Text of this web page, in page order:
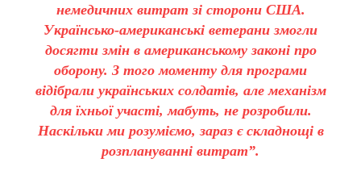
немедичних витрат зі сторони США.
Українсько-американські ветерани змогли
досягти змін в американському законі про
оборону. З того моменту для програми
відібрали українських солдатів, але механізм
для їхньої участі, мабуть, не розробили.
Наскільки ми розуміємо, зараз є складнощі в
розплануванні витрат”.